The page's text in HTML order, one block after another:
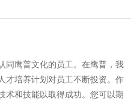
同鹰普文化的员工。在鹰普，我
才培养计划对员工不断投资。作
术和技能以取得成功。您可以期